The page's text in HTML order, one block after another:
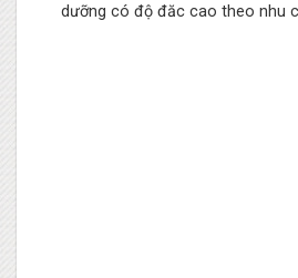
dưỡng có độ đăc cao theo nhu